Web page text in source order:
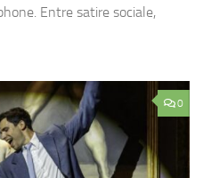
Entre satire sociale,
0